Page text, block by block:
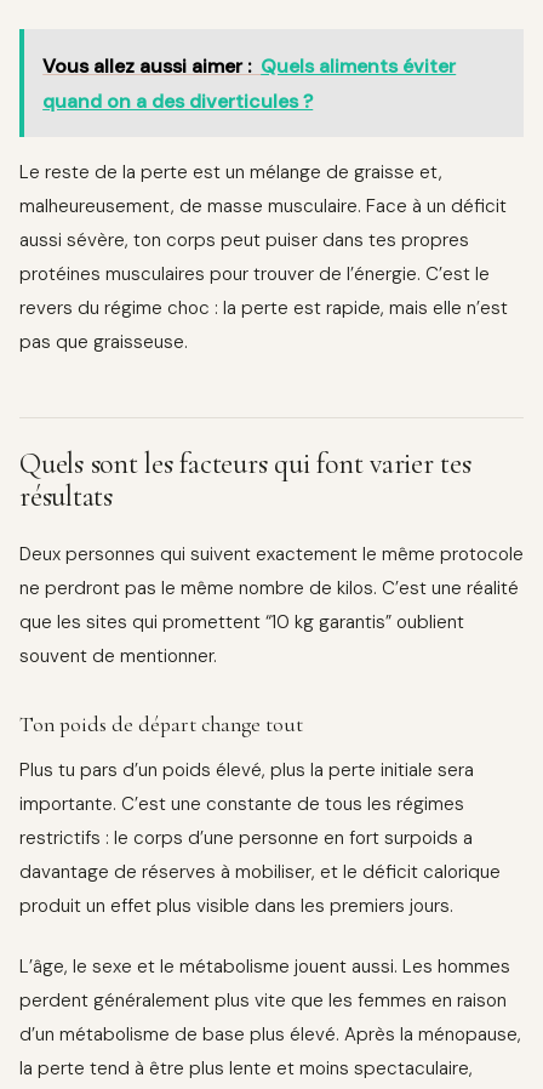
Vous allez aussi aimer : Quels aliments éviter
quand on a des diverticules ?
Le reste de la perte est un mélange de graisse et,
malheureusement, de masse musculaire. Face à un déficit
aussi sévère, ton corps peut puiser dans tes propres
protéines musculaires pour trouver de l’énergie. C’est le
revers du régime choc : la perte est rapide, mais elle n’est
pas que graisseuse.
Quels sont les facteurs qui font varier tes
résultats
Deux personnes qui suivent exactement le même protocole
ne perdront pas le même nombre de kilos. C’est une réalité
que les sites qui promettent “10 kg garantis” oublient
souvent de mentionner.
Ton poids de départ change tout
Plus tu pars d’un poids élevé, plus la perte initiale sera
importante. C’est une constante de tous les régimes
restrictifs : le corps d’une personne en fort surpoids a
davantage de réserves à mobiliser, et le déficit calorique
produit un effet plus visible dans les premiers jours.
L’âge, le sexe et le métabolisme jouent aussi. Les hommes
perdent généralement plus vite que les femmes en raison
d’un métabolisme de base plus élevé. Après la ménopause,
la perte tend à être plus lente et moins spectaculaire,